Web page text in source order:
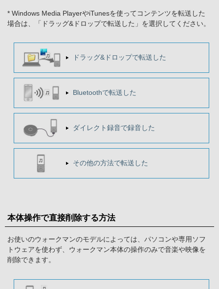
* Windows Media PlayerやiTunesを使ってコンテンツを転送した
場合は、「ドラッグ&ドロップで転送した」を選択してください。
ドラッグ&ドロップで転送した
Bluetoothで転送した
ダイレクト録音で録音した
その他の方法で転送した
本体操作で直接削除する方法
お使いのウォークマンのモデルによっては、パソコンや専用ソフ
トウェアを使わず、ウォークマン本体の操作のみで音楽や映像を
削除できます。